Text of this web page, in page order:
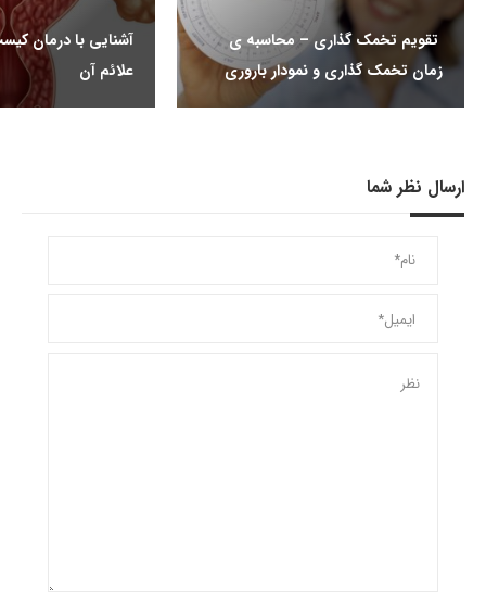
تقویم تخمک گذاری – محاسبه ی
زمان تخمک گذاری و نمودار باروری
آشنایی با درمان
علائم آن
ارسال نظر شما